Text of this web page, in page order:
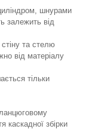
шнурами
залежить від
та стелю
від матеріалу
тільки
каскадної збірки